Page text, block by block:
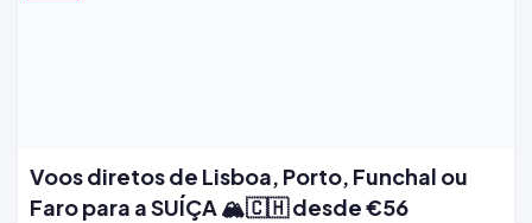
Voos diretos de Lisboa, Porto, Funchal ou
Faro para a SUÍÇA 🏔️🇨🇭 desde €56